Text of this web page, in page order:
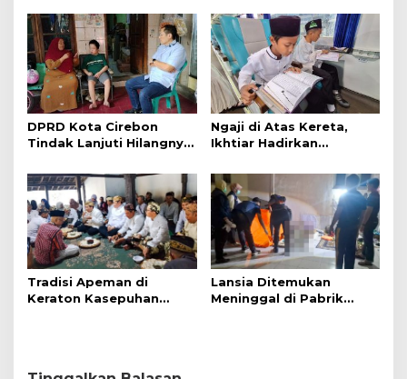
Polisi
Simanjuntak
DPRD Kota Cirebon
Tindak Lanjuti Hilangnya
Disabilitas
Ngaji di Atas Kereta,
Ikhtiar Hadirkan
Nyaman
Tradisi Apeman di
Keraton Kasepuhan
Lansia Ditemukan
Meninggal di Pabrik